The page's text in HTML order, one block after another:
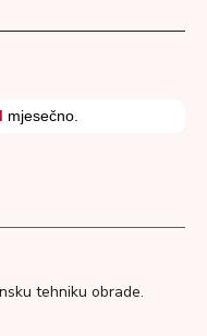
mjesečno.
tehniku obrade.